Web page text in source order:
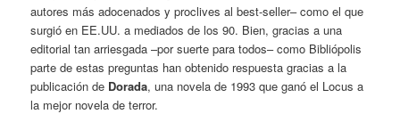
autores más adocenados y proclives al best-seller– como el que
surgió en EE.UU. a mediados de los 90. Bien, gracias a una
editorial tan arriesgada –por suerte para todos– como Bibliópolis
parte de estas preguntas han obtenido respuesta gracias a la
publicación de Dorada, una novela de 1993 que ganó el Locus a
la mejor novela de terror.